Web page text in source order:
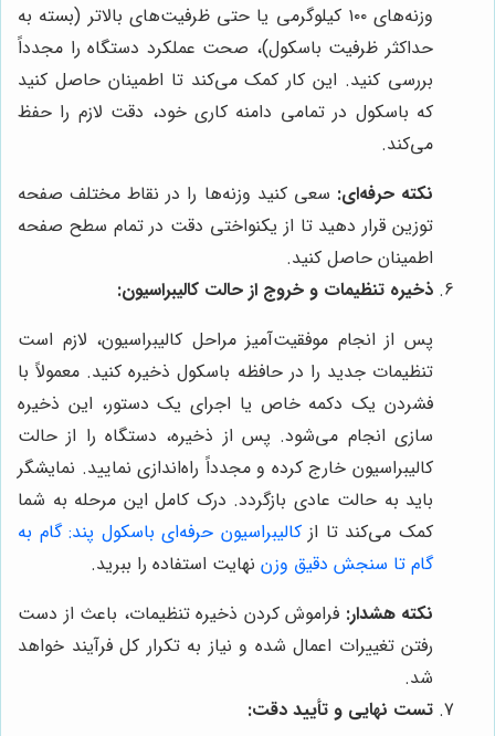
وزنه‌های ۱۰۰ کیلوگرمی یا حتی ظرفیت‌های بالاتر (بسته به
حداکثر ظرفیت باسکول)، صحت عملکرد دستگاه را مجدداً
بررسی کنید. این کار کمک می‌کند تا اطمینان حاصل کنید
که باسکول در تمامی دامنه کاری خود، دقت لازم را حفظ
می‌کند.
نکته حرفه‌ای: سعی کنید وزنه‌ها را در نقاط مختلف صفحه
توزین قرار دهید تا از یکنواختی دقت در تمام سطح صفحه
اطمینان حاصل کنید.
ذخیره تنظیمات و خروج از حالت کالیبراسیون:
پس از انجام موفقیت‌آمیز مراحل کالیبراسیون، لازم است
تنظیمات جدید را در حافظه باسکول ذخیره کنید. معمولاً با
فشردن یک دکمه خاص یا اجرای یک دستور، این ذخیره
سازی انجام می‌شود. پس از ذخیره، دستگاه را از حالت
کالیبراسیون خارج کرده و مجدداً راه‌اندازی نمایید. نمایشگر
باید به حالت عادی بازگردد. درک کامل این مرحله به شما
کمک می‌کند تا ازکالیبراسیون حرفه‌ای باسکول پند: گام به
گام تا سنجش دقیق وزن نهایت استفاده را ببرید.
نکته هشدار: فراموش کردن ذخیره تنظیمات، باعث از دست
رفتن تغییرات اعمال شده و نیاز به تکرار کل فرآیند خواهد
شد.
تست نهایی و تأیید دقت: